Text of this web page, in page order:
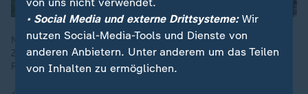
Nach einer Verletzung am Bizeps hofft Tennisprofi Alexander
Zverev vor dem ersten Grand Slam des Jahres wieder bei 100
Prozent zu sein. Eine Prognose für das Turnier wagt er nicht.
• Social Media und externe Drittsysteme:Wir
nutzen Social-Media-Tools und Dienste von
anderen Anbietern. Unter anderem um das Teilen
von Inhalten zu ermöglichen.